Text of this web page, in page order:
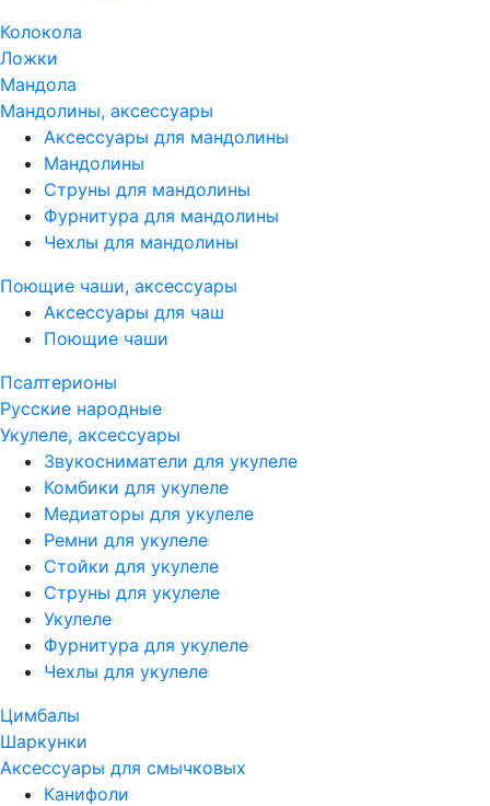
Колокола
Ложки
Мандола
Мандолины, аксессуары
Аксессуары для мандолины
Мандолины
Струны для мандолины
Фурнитура для мандолины
Чехлы для мандолины
Поющие чаши, аксессуары
Аксессуары для чаш
Поющие чаши
Псалтерионы
Русские народные
Укулеле, аксессуары
Звукосниматели для укулеле
Комбики для укулеле
Медиаторы для укулеле
Ремни для укулеле
Стойки для укулеле
Струны для укулеле
Укулеле
Фурнитура для укулеле
Чехлы для укулеле
Цимбалы
Шаркунки
Аксессуары для смычковых
Канифоли